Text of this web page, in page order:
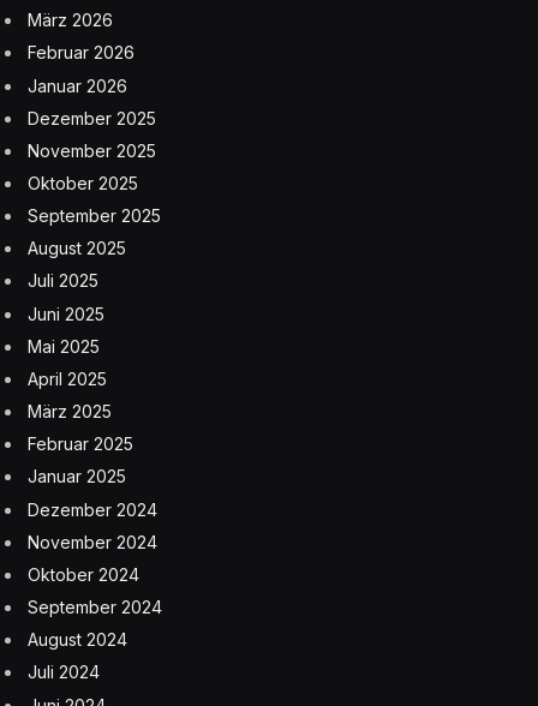
März 2026
Februar 2026
Januar 2026
Dezember 2025
November 2025
Oktober 2025
September 2025
August 2025
Juli 2025
Juni 2025
Mai 2025
April 2025
März 2025
Februar 2025
Januar 2025
Dezember 2024
November 2024
Oktober 2024
September 2024
August 2024
Juli 2024